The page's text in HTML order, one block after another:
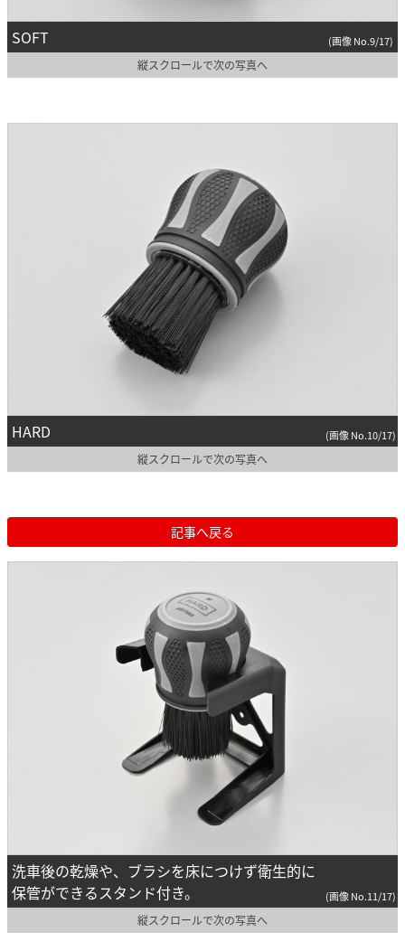
SOFT (画像 No.9/17)
縦スクロールで次の写真へ
HARD (画像 No.10/17)
縦スクロールで次の写真へ
記事へ戻る
洗車後の乾燥や、ブラシを床につけず衛生的に
保管ができるスタンド付き。
(画像 No.11/17)
縦スクロールで次の写真へ